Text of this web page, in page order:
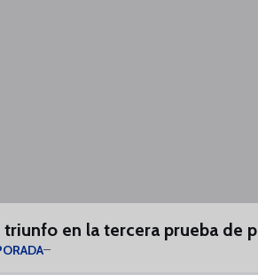
triunfo en la tercera prueba de